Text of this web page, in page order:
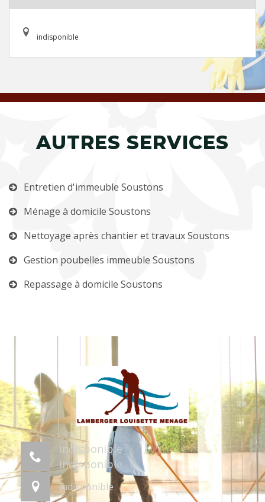
indisponible
AUTRES SERVICES
Entretien d'immeuble Soustons
Ménage à domicile Soustons
Nettoyage après chantier et travaux Soustons
Gestion poubelles immeuble Soustons
Repassage à domicile Soustons
indisponible
indisponible
indisponible